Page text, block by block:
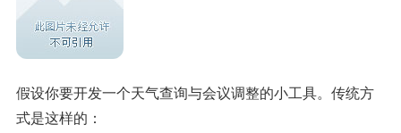
假设你要开发一个天气查询与会议调整的小工具。传统方
式是这样的：